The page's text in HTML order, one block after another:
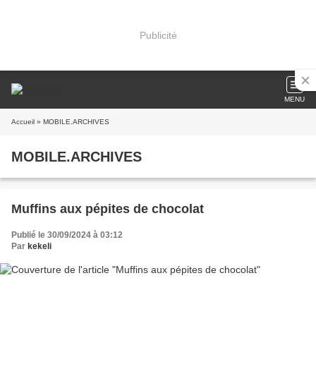
Publicité
MENU
Accueil » MOBILE.ARCHIVES
MOBILE.ARCHIVES
Muffins aux pépites de chocolat
Publié le 30/09/2024 à 03:12
Par kekeli